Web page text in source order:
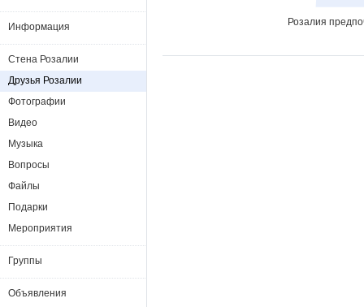
Розалия
Информация
Стена Розалии
Друзья Розалии
Фотографии
Видео
Музыка
Вопросы
Файлы
Подарки
Мероприятия
Группы
Объявления